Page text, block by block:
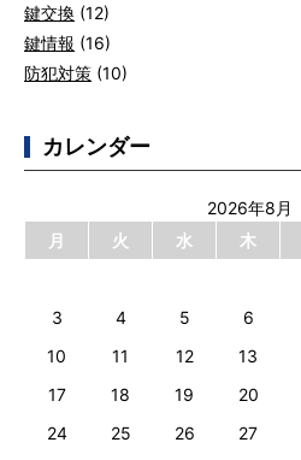
鍵交換 (12)
鍵情報 (16)
防犯対策 (10)
カレンダー
2026年8月
月
火 水 木
3
4 5 6
10
11 12 13
17
18 19 20
24
25 26 27